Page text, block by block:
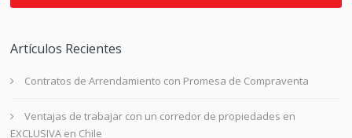
Artículos Recientes
Contratos de Arrendamiento con Promesa de Compraventa
Ventajas de trabajar con un corredor de propiedades en
EXCLUSIVA en Chile